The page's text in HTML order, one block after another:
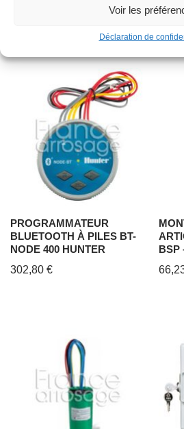
Voir les
Déclaration de
Produits similaires
PROGRAMMATEUR
BLUETOOTH À PILES BT-
NODE 400 HUNTER
302,80 €
BSP